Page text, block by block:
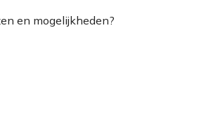
en mogelijkheden?